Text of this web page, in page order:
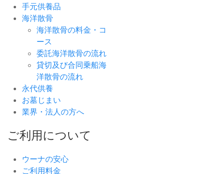
手元供養品
海洋散骨
海洋散骨の料金・コ
ース
委託海洋散骨の流れ
貸切及び合同乗船海
洋散骨の流れ
永代供養
お墓じまい
業界・法人の方へ
ご利用について
ウーナの安心
ご利用料金